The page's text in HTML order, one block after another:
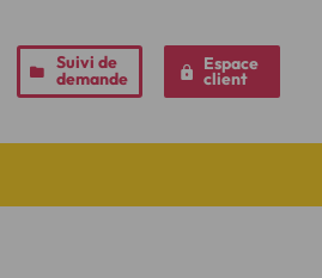
Suivi de
demande
Espace
client